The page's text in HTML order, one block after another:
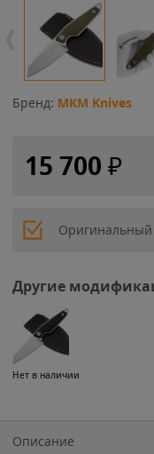
Бренд: MKM Knives
15 700 ₽
Оригинальный
Другие
Нет в наличии
Описание